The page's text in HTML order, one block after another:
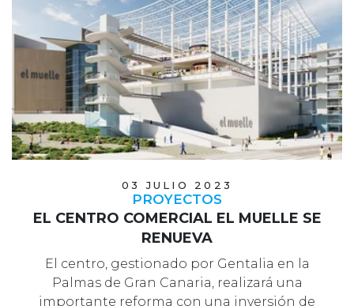
03 JULIO 2023
PROYECTOS
EL CENTRO COMERCIAL EL MUELLE SE
RENUEVA
El centro, gestionado por Gentalia en la
Palmas de Gran Canaria, realizará una
importante reforma con una inversión de